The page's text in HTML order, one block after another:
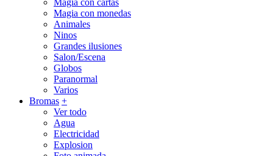
Magia con cartas
Magia con monedas
Animales
Ninos
Grandes ilusiones
Salon/Escena
Globos
Paranormal
Varios
Bromas +
Ver todo
Agua
Electricidad
Explosion